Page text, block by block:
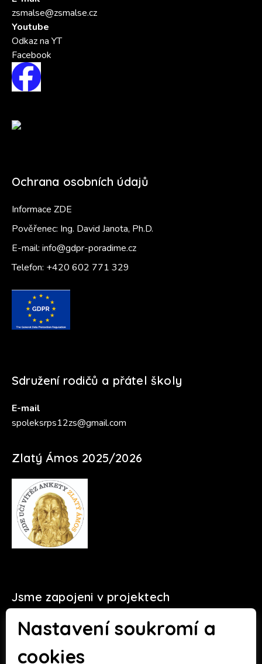
Nastavení soukromí a
cookies
zsmalse@zsmalse.cz
Youtube
Odkaz na YT
Facebook
Ochrana osobních údajů
Informace ZDE
Pověřenec: Ing. David Janota, Ph.D.
E-mail: info@gdpr-poradime.cz
Telefon: +420 602 771 329
Sdružení rodičů a přátel školy
E-mail
spoleksrps12zs@gmail.com
Zlatý Ámos 2025/2026
Jsme zapojeni v projektech